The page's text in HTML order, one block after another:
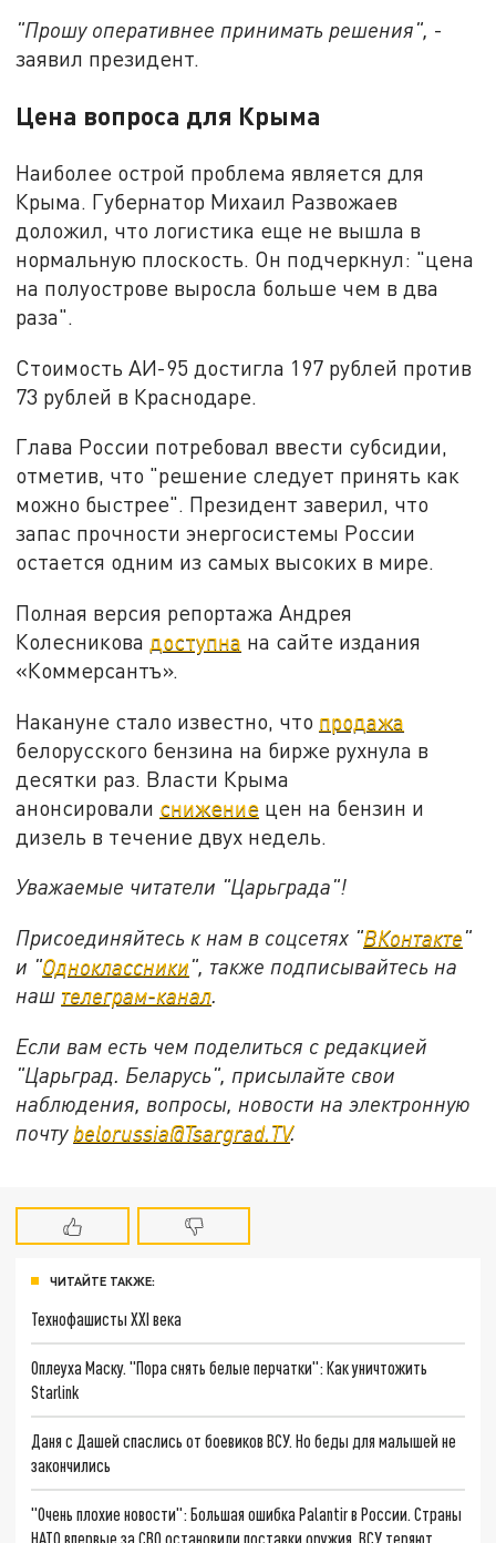
"Прошу оперативнее принимать решения", -
заявил президент.
Цена вопроса для Крыма
Наиболее острой проблема является для
Крыма. Губернатор Михаил Развожаев
доложил, что логистика еще не вышла в
нормальную плоскость. Он подчеркнул: "цена
на полуострове выросла больше чем в два
раза".
Стоимость АИ-95 достигла 197 рублей против
73 рублей в Краснодаре.
Глава России потребовал ввести субсидии,
отметив, что "решение следует принять как
можно быстрее". Президент заверил, что
запас прочности энергосистемы России
остается одним из самых высоких в мире.
Полная версия репортажа Андрея
Колесникова доступна на сайте издания
«Коммерсантъ».
Накануне стало известно, что продажа
белорусского бензина на бирже рухнула в
десятки раз. Власти Крыма
анонсировали снижение цен на бензин и
дизель в течение двух недель.
Уважаемые читатели "Царьграда"!
Присоединяйтесь к нам в соцсетях "ВКонтакте"
и "Одноклассники", также подписывайтесь на
наш телеграм-канал.
Если вам есть чем поделиться с редакцией
"Царьград. Беларусь", присылайте свои
наблюдения, вопросы, новости на электронную
почту belorussia@Tsargrad.TV.
ЧИТАЙТЕ ТАКЖЕ:
Технофашисты XXI века
Оплеуха Маску. "Пора снять белые перчатки": Как уничтожить
Starlink
Даня с Дашей спаслись от боевиков ВСУ. Но беды для малышей не
закончились
"Очень плохие новости": Большая ошибка Palantir в России. Страны
НАТО впервые за СВО остановили поставки оружия. ВСУ теряют